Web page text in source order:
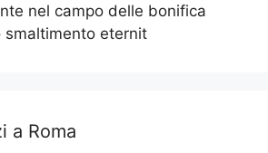
nel campo delle bonifica
smaltimento eternit
a Roma